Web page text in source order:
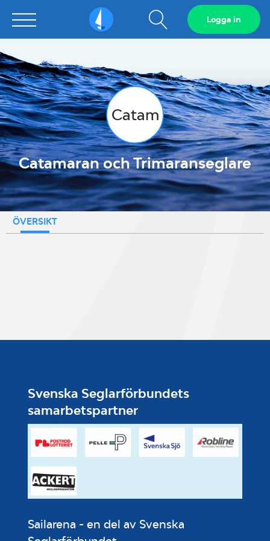
Sailarena Visa
sökfält
Logga in
Catam
Catamaran och Trimaranseglare
ÖVERSIKT
Svenska Seglarförbundets
samarbetspartner
Sailarena - en del av Svenska